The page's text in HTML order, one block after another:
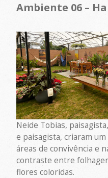
Ambiente 06 –
Neide Tobias,
e paisagista, criaram
áreas de convivência e
contraste entre
flores coloridas.